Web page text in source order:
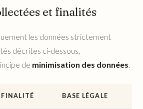
et finalités
les données strictement
décrites ci-dessous,
de minimisation des données.
FINALITÉ BASE LÉGALE